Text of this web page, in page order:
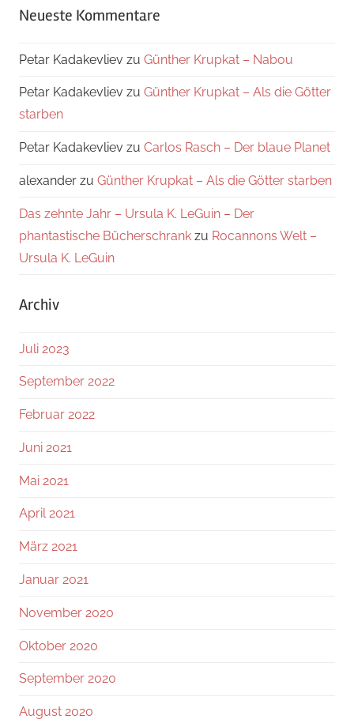
Neueste Kommentare
Petar Kadakevliev zu Günther Krupkat – Nabou
Petar Kadakevliev zu Günther Krupkat – Als die Götter
starben
Petar Kadakevliev zu Carlos Rasch – Der blaue Planet
alexander zu Günther Krupkat – Als die Götter starben
Das zehnte Jahr – Ursula K. LeGuin – Der
phantastische Bücherschrank zu Rocannons Welt –
Ursula K. LeGuin
Archiv
Juli 2023
September 2022
Februar 2022
Juni 2021
Mai 2021
April 2021
März 2021
Januar 2021
November 2020
Oktober 2020
September 2020
August 2020